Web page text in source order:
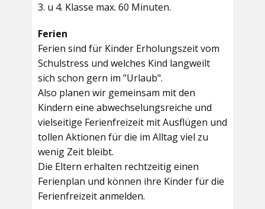
3. u 4. Klasse max. 60 Minuten.
Ferien
Ferien sind für Kinder Erholungszeit vom
Schulstress und welches Kind langweilt
sich schon gern im "Urlaub".
Also planen wir gemeinsam mit den
Kindern eine abwechselungsreiche und
vielseitige Ferienfreizeit mit Ausflügen und
tollen Aktionen für die im Alltag viel zu
wenig Zeit bleibt.
Die Eltern erhalten rechtzeitig einen
Ferienplan und können ihre Kinder für die
Ferienfreizeit anmelden.